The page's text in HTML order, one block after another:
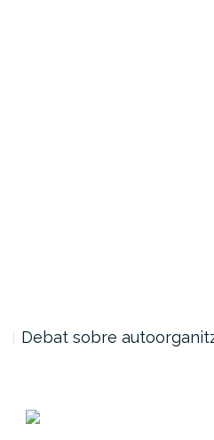
Debat sobre